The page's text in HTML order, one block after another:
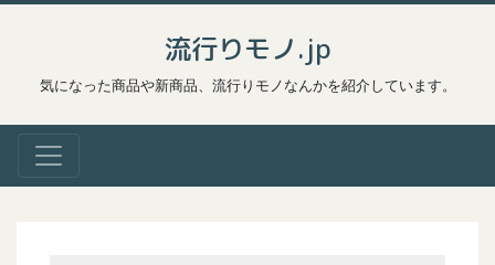
流行りモノ.jp
気になった商品や新商品、流行りモノなんかを紹介しています。